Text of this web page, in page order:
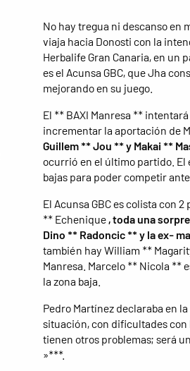
No hay tregua ni descanso en
viaja hacia Donosti con la
Herbalife Gran Canaria, en un
es el Acunsa GBC, que Jha
mejorando en su juego.
El ** BAXI Manresa **
incrementar la aportación de
Guillem ** Jou ** y Makai **
ocurrió en el último partido. El
bajas para poder competir
El Acunsa GBC es colista con
** Echenique , toda una
Dino ** Radoncic ** y la ex-
también hay William **
Manresa. Marcelo ** Nicola **
la zona baja.
Pedro Martínez declaraba en
situación, con dificultades con
tienen otros problemas; será
»***.